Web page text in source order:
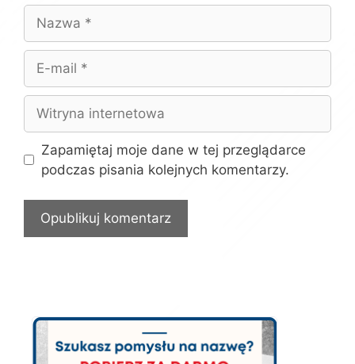
mail
internetowa
Zapamiętaj moje dane w tej przeglądarce
podczas pisania kolejnych komentarzy.